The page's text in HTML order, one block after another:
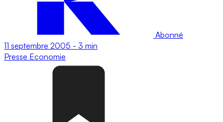
Abonné
11 septembre 2005 - 3 min
Presse Economie